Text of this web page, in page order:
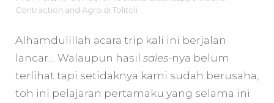
Contraction and Agro di Tolitoli
Alhamdulillah acara trip kali ini berjalan
lancar… Walaupun hasil sales-nya belum
terlihat tapi setidaknya kami sudah berusaha,
toh ini pelajaran pertamaku yang selama ini